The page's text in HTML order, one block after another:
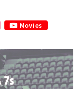
Movies